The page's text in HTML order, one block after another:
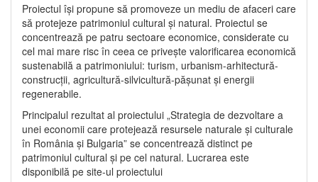
Proiectul își propune să promoveze un mediu de afaceri care
să protejeze patrimoniul cultural și natural. Proiectul se
concentrează pe patru sectoare economice, considerate cu
cel mai mare risc în ceea ce privește valorificarea economică
sustenabilă a patrimoniului: turism, urbanism-arhitectură-
construcții, agricultură-silvicultură-pășunat și energii
regenerabile.
Principalul rezultat al proiectului „Strategia de dezvoltare a
unei economii care protejează resursele naturale și culturale
în România și Bulgaria” se concentrează distinct pe
patrimoniul cultural și pe cel natural. Lucrarea este
disponibilă pe site-ul proiectului